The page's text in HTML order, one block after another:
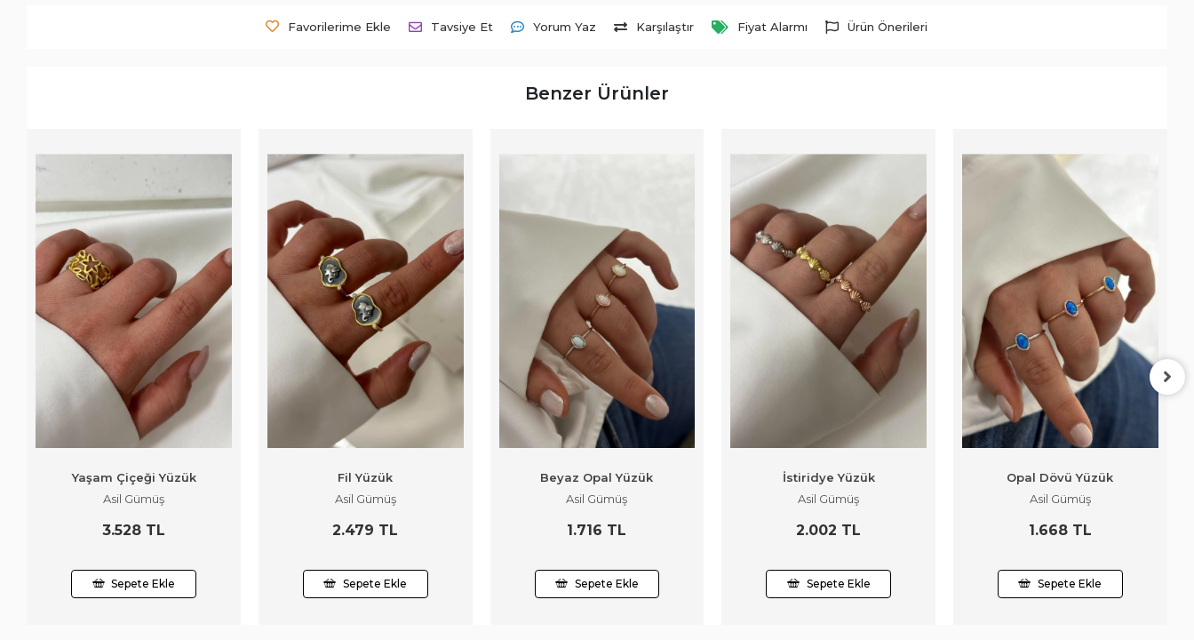
Favorilerime Ekle Tavsiye Et Yorum Yaz Karşılaştır Fiyat Alarmı Ürün Önerileri
Benzer Ürünler
Yaşam Çiçeği Yüzük
Asil Gümüş
3.528 TL
Sepete Ekle
Fil Yüzük
Asil Gümüş
2.479 TL
Sepete Ekle
Beyaz Opal Yüzük
Asil Gümüş
1.716 TL
Sepete Ekle
İstiridye Yüzük
Asil Gümüş
2.002 TL
Sepete Ekle
Opal Dövü Yüzük
Asil Gümüş
1.668 TL
Sepete Ekle